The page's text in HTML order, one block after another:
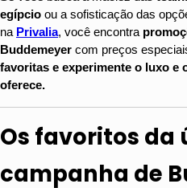
egípcio ou a sofisticação das
na Privalia, você encontra
Buddemeyer com preços
favoritas e experimente o luxo e
oferece.
Os favoritos da
campanha de